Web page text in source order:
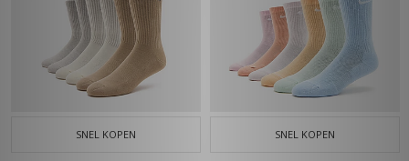
SNEL KOPEN SNEL KOPEN